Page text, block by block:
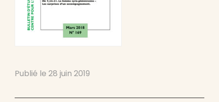
Publié le 28 juin 2019